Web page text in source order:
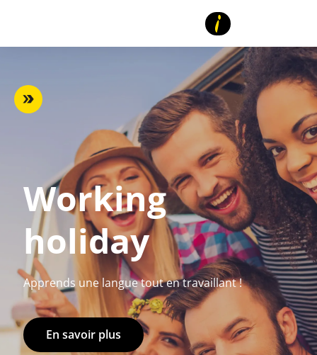
Working
holiday
Apprends une langue tout en travaillant !
En savoir plus